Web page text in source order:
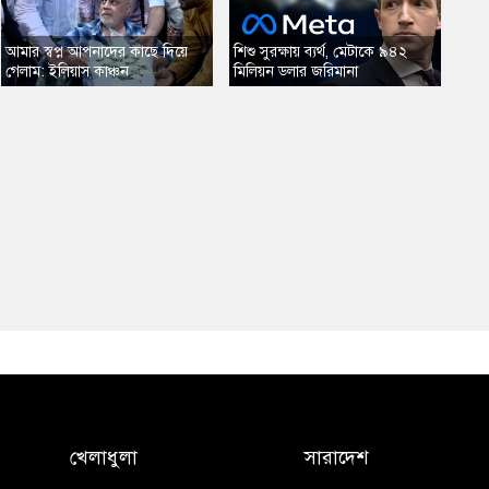
​আমার স্বপ্ন আপনাদের কাছে দিয়ে
গেলাম: ইলিয়াস কাঞ্চন
​শিশু সুরক্ষায় ব্যর্থ, মেটাকে ৯৪২
মিলিয়ন ডলার জরিমানা
খেলাধুলা সারাদেশ